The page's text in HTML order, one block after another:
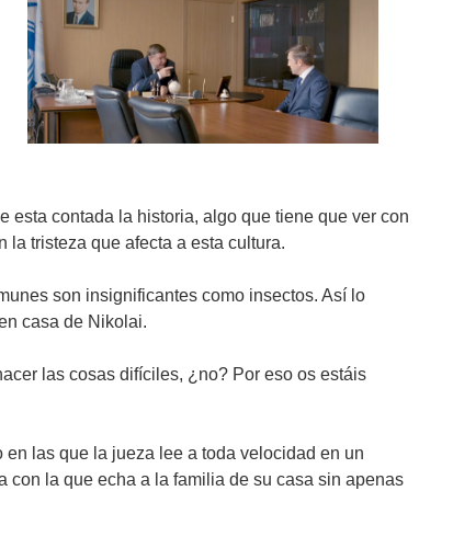
esta contada la historia, algo que tiene que ver con
la tristeza que afecta a esta cultura.
son insignificantes como insectos. Así lo
casa de Nikolai.
las cosas difíciles, ¿no? Por eso os estáis
las que la jueza lee a toda velocidad en un
la que echa a la familia de su casa sin apenas